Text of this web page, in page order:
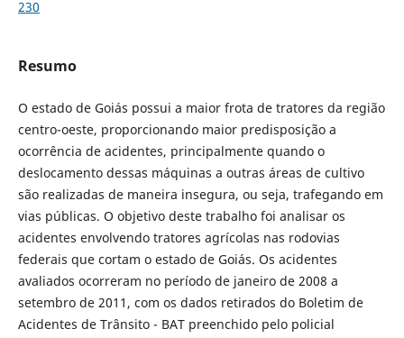
230
Resumo
O estado de Goiás possui a maior frota de tratores da região
centro-oeste, proporcionando maior predisposição a
ocorrência de acidentes, principalmente quando o
deslocamento dessas máquinas a outras áreas de cultivo
são realizadas de maneira insegura, ou seja, trafegando em
vias públicas. O objetivo deste trabalho foi analisar os
acidentes envolvendo tratores agrícolas nas rodovias
federais que cortam o estado de Goiás. Os acidentes
avaliados ocorreram no período de janeiro de 2008 a
setembro de 2011, com os dados retirados do Boletim de
Acidentes de Trânsito - BAT preenchido pelo policial